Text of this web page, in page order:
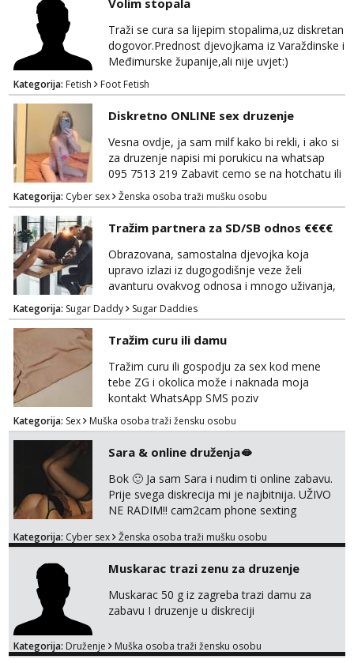
Volim stopala
Traži se cura sa lijepim stopalima,uz diskretan
dogovor.Prednost djevojkama iz Varaždinske i
Međimurske županije,ali nije uvjet:)
Kategorija: Fetish Foot Fetish
Diskretno ONLINE sex druzenje
Vesna ovdje, ja sam milf kako bi rekli, i ako si
za druzenje napisi mi porukicu na whatsap
095 7513 219 Zabavit cemo se na hotchatu ili
videopozivu a saljem i gacice i gole slikice :)
NE UZIVO!
Kategorija: Cyber sex Ženska osoba traži mušku osobu
Tražim partnera za SD/SB odnos €€€€
Obrazovana, samostalna djevojka koja
upravo izlazi iz dugogodišnje veze želi
avanturu ovakvog odnosa i mnogo uživanja,
poklona, pažnje i putovanja. Moguća i
poslovna saradnja ako nam se interesi
poklapaju. Mnogo senzualnosti i lijepe
energije. Javite mi se sa opisom što opširnijim
jer od toga ovisi da li ću odgovoriti. Isključivo
tražim nekoga za duži vremenski period.
Naravno njegovanog i galantn...
Kategorija: Sugar Daddy Sugar Daddies
Tražim curu ili damu
Tražim curu ili gospodju za sex kod mene
tebe ZG i okolica može i naknada moja
kontakt WhatsApp SMS poziv
Kategorija: Sex Muška osoba traži žensku osobu
Sara & online druženja🫦
Bok 🙂 Ja sam Sara i nudim ti online zabavu.
Prije svega diskrecija mi je najbitnija. UŽIVO
NE RADIM!! cam2cam phone sexting
partnerom ili partnericom te naši porno
termin. P.S. tražit ćeš me još 🫠💦
Kategorija: Cyber sex Ženska osoba traži mušku osobu
Muskarac trazi zenu za druzenje
Muskarac 50 g iz zagreba trazi damu za
zabavu I druzenje u diskreciji
Kategorija: Druženje Muška osoba traži žensku osobu